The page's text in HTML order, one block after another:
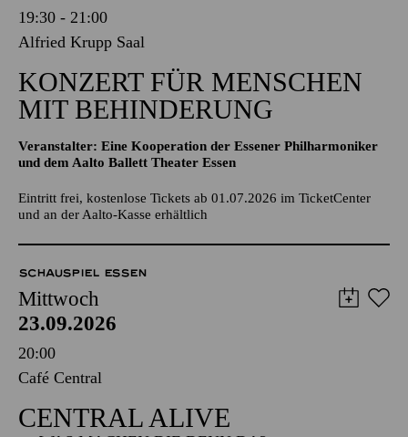
19:30 - 21:00
Alfried Krupp Saal
KONZERT FÜR MENSCHEN
MIT BEHINDERUNG
Veranstalter: Eine Kooperation der Essener Philharmoniker
und dem Aalto Ballett Theater Essen
Eintritt frei, kostenlose Tickets ab 01.07.2026 im TicketCenter
und an der Aalto-Kasse erhältlich
SCHAUSPIEL ESSEN
Mittwoch
23.09.2026
20:00
Café Central
CENTRAL ALIVE